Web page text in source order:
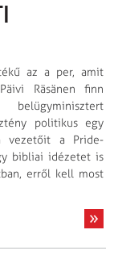
az a per, amit
Räsänen finn
politikus egy
vezetőit a Pride-
bibliai idézetet is
erről kell most